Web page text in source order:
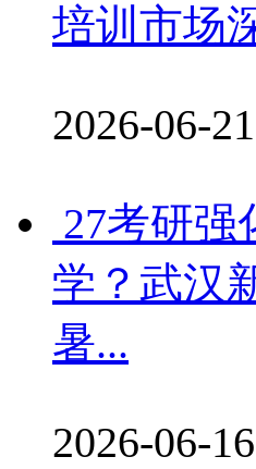
培训市场
2026-06-21
27考研强
学？武汉
暑...
2026-06-16